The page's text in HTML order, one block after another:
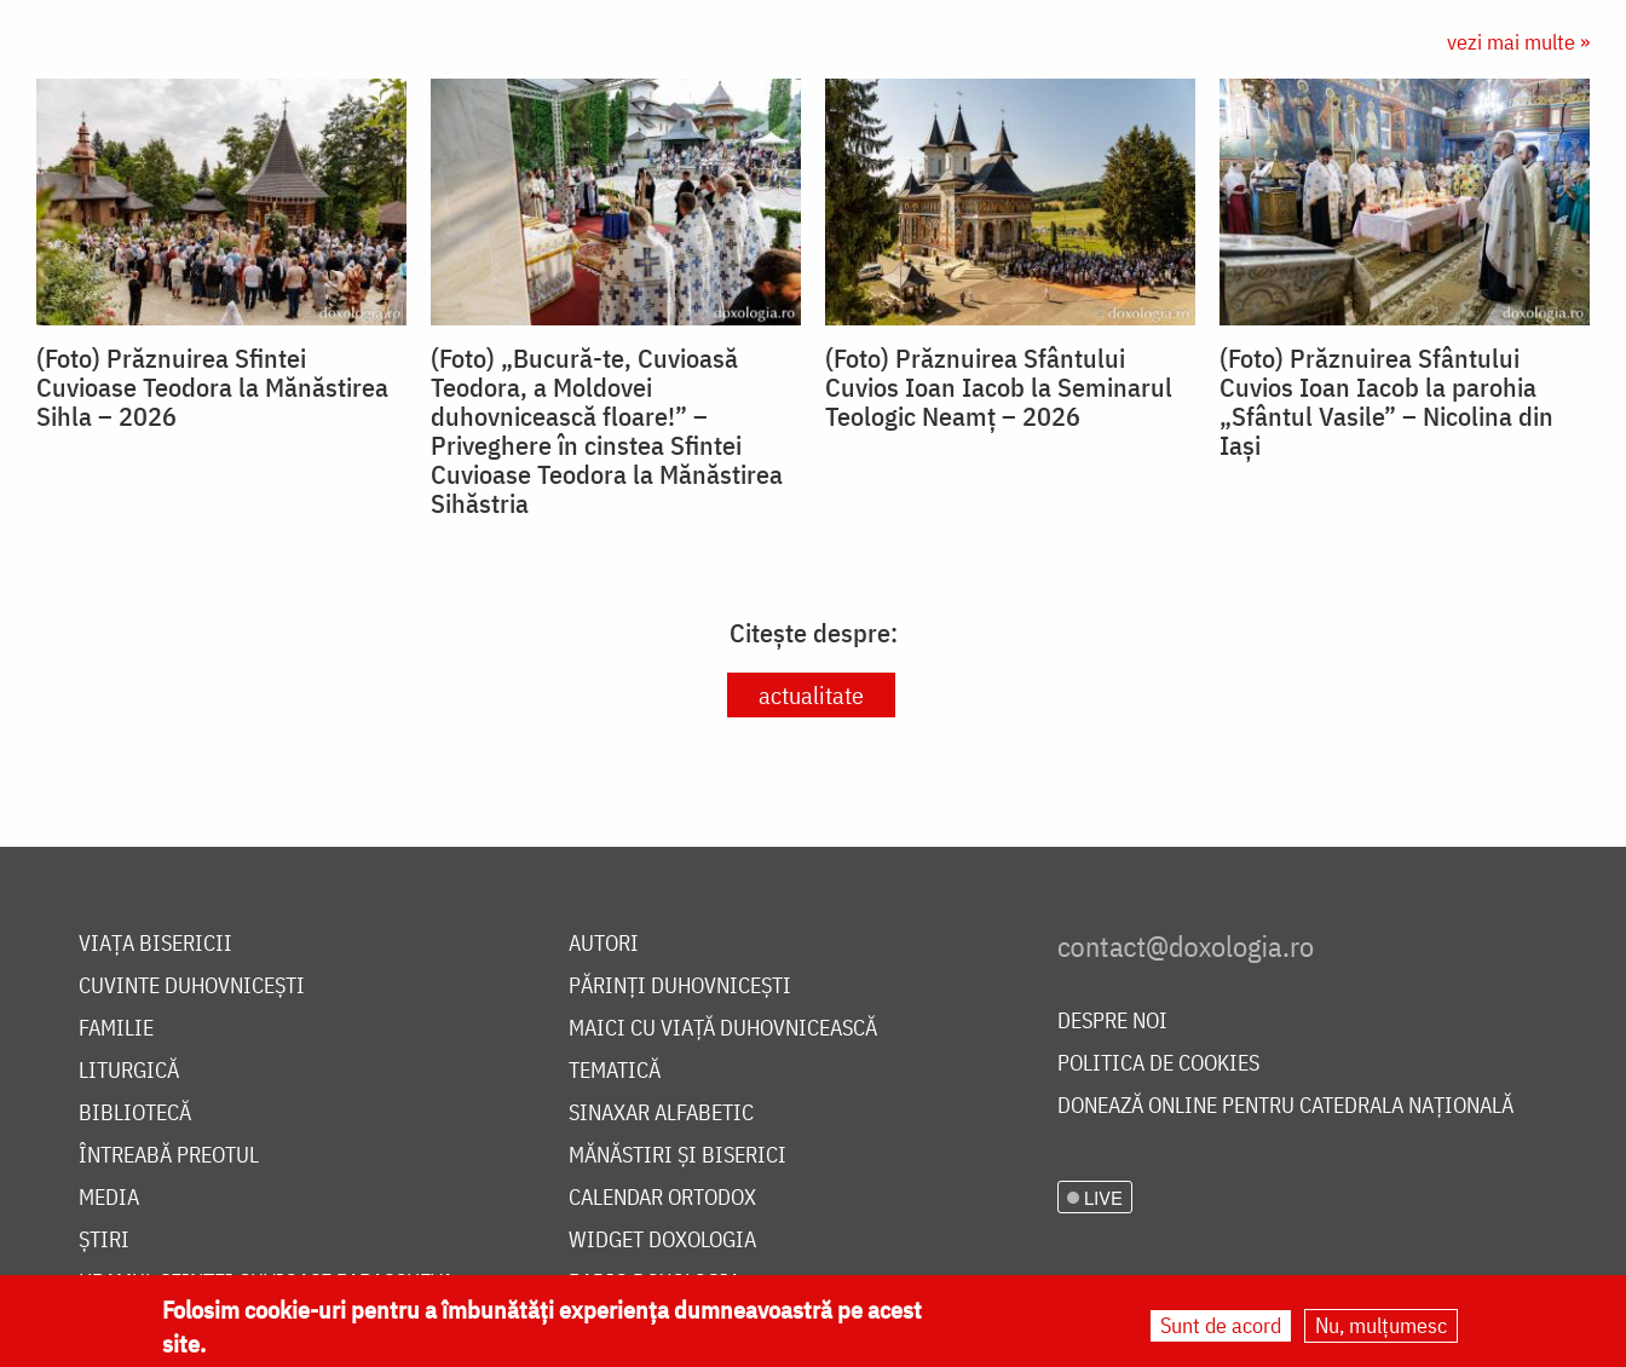
vezi mai multe »
(Foto) Prăznuirea Sfintei
Cuvioase Teodora la Mănăstirea
Sihla – 2026
(Foto) „Bucură-te, Cuvioasă
Teodora, a Moldovei
duhovnicească floare!” –
Priveghere în cinstea Sfintei
Cuvioase Teodora la Mănăstirea
Sihăstria
(Foto) Prăznuirea Sfântului
Cuvios Ioan Iacob la Seminarul
Teologic Neamț – 2026
(Foto) Prăznuirea Sfântului
Cuvios Ioan Iacob la parohia
„Sfântul Vasile” – Nicolina din
Iași
Citește despre:
actualitate
VIAȚA BISERICII
CUVINTE DUHOVNICEȘTI
FAMILIE
LITURGICĂ
BIBLIOTECĂ
ÎNTREABĂ PREOTUL
MEDIA
ȘTIRI
HRAMUL SFINTEI CUVIOASE PARASCHEVA
AUTORI
PĂRINȚI DUHOVNICEȘTI
MAICI CU VIAȚĂ DUHOVNICEASCĂ
TEMATICĂ
SINAXAR ALFABETIC
MĂNĂSTIRI ȘI BISERICI
CALENDAR ORTODOX
WIDGET DOXOLOGIA
RADIO DOXOLOGIA
DESPRE NOI
POLITICA DE COOKIES
DONEAZĂ ONLINE PENTRU CATEDRALA NAȚIONALĂ
LIVE
Folosim cookie-uri pentru a îmbunătăți experiența dumneavoastră pe acest
site.
Sunt de acord Nu, mulțumesc